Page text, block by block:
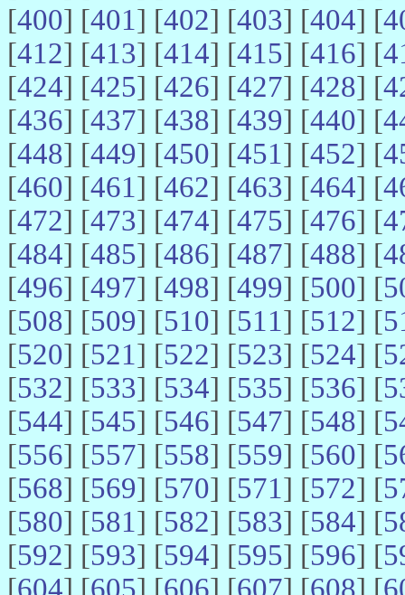
[400] [401] [402] [403] [404] [
[412] [413] [414] [415] [416] [
[424] [425] [426] [427] [428] [
[436] [437] [438] [439] [440] [
[448] [449] [450] [451] [452] [
[460] [461] [462] [463] [464] [
[472] [473] [474] [475] [476] [
[484] [485] [486] [487] [488] [
[496] [497] [498] [499] [500] [
[508] [509] [510] [511] [512] [
[520] [521] [522] [523] [524] [
[532] [533] [534] [535] [536] [
[544] [545] [546] [547] [548] [
[556] [557] [558] [559] [560] [
[568] [569] [570] [571] [572] [
[580] [581] [582] [583] [584] [
[592] [593] [594] [595] [596] [